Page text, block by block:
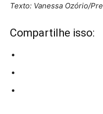
Texto: Vanessa Ozório/
Compartilhe isso: